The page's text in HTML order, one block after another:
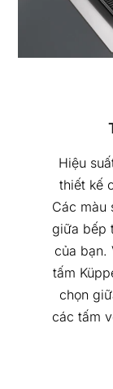
Hiệu
thiết kế
Các màu
giữa bếp
của bạn.
tấm
chọn
các tấm